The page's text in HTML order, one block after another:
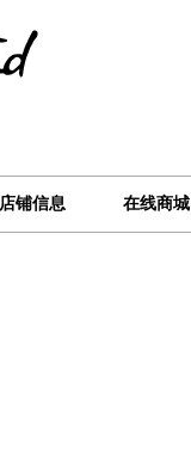
店铺信息 在线商城